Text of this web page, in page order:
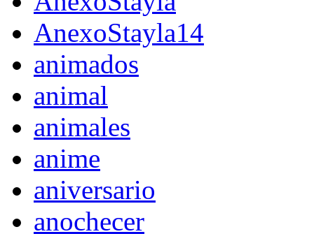
AnexoStayla14
animados
animal
animales
anime
aniversario
anochecer